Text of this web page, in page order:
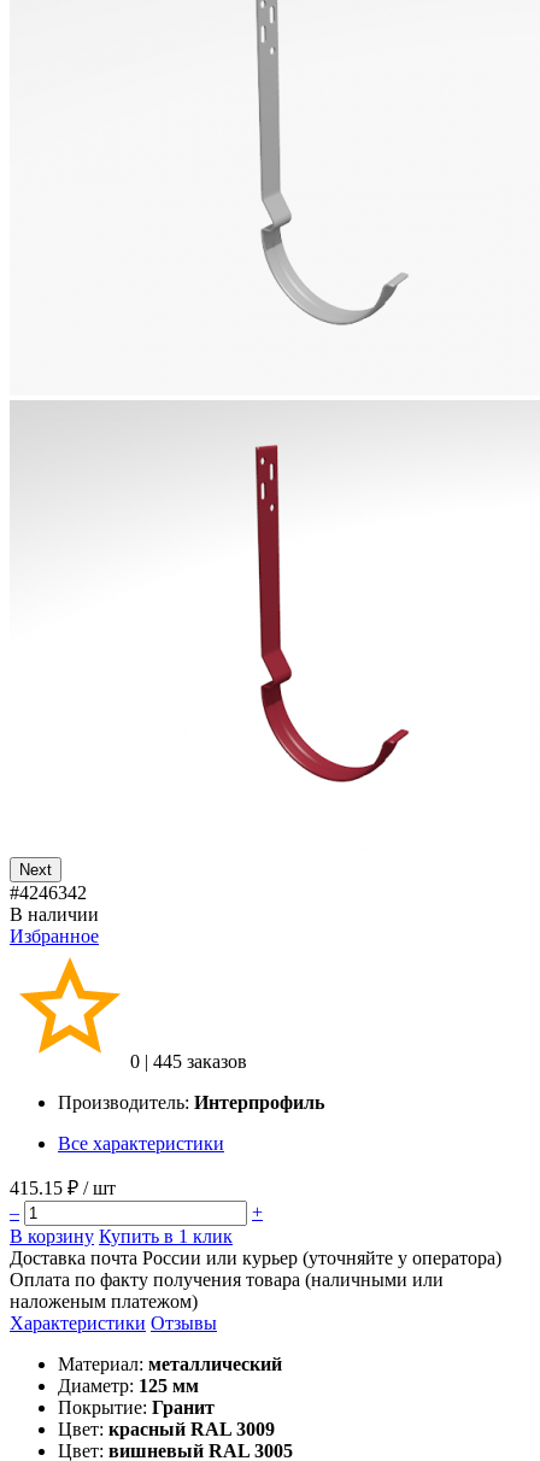
Next
#4246342
В наличии
Избранное
0 | 445 заказов
Производитель: Интерпрофиль
Все характеристики
415.15 ₽ / шт
–
+
В корзину Купить в 1 клик
Доставка почта России или курьер (уточняйте у оператора)
Оплата по факту получения товара (наличными или
наложеным платежом)
Характеристики Отзывы
Материал: металлический
Диаметр: 125 мм
Покрытие: Гранит
Цвет: красный RAL 3009
Цвет: вишневый RAL 3005